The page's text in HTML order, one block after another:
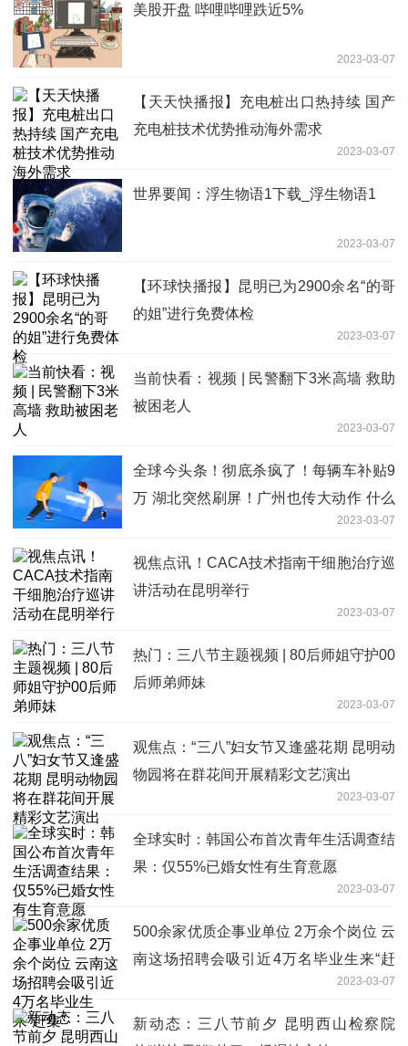
美股开盘 哔哩哔哩跌近5%
2023-03-07
【天天快播报】充电桩出口热持续 国产
充电桩技术优势推动海外需求
2023-03-07
世界要闻：浮生物语1下载_浮生物语1
2023-03-07
【环球快播报】昆明已为2900余名“的哥
的姐”进行免费体检
2023-03-07
当前快看：视频 | 民警翻下3米高墙 救助
被困老人
2023-03-07
全球今头条！彻底杀疯了！每辆车补贴9
万 湖北突然刷屏！广州也传大动作 什么
信号？美股遭遇危险警告 暴跌25%？
2023-03-07
视焦点讯！CACA技术指南干细胞治疗巡
讲活动在昆明举行
2023-03-07
热门：三八节主题视频 | 80后师姐守护00
后师弟师妹
2023-03-07
观焦点：“三八”妇女节又逢盛花期 昆明动
物园将在群花间开展精彩文艺演出
2023-03-07
全球实时：韩国公布首次青年生活调查结
果：仅55%已婚女性有生育意愿
2023-03-07
500余家优质企事业单位 2万余个岗位 云
南这场招聘会吸引近4万名毕业生来“赶
2023-03-07
新动态：三八节前夕 昆明西山检察院